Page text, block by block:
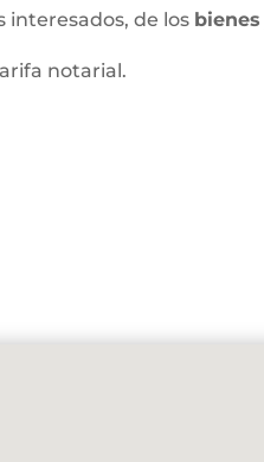
interesados, de los bienes
notarial.